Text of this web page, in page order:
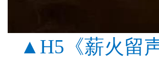
▲H5《薪火留